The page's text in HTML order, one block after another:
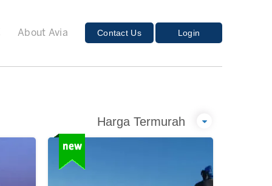
About Avia Contact Us Login
Harga Termurah